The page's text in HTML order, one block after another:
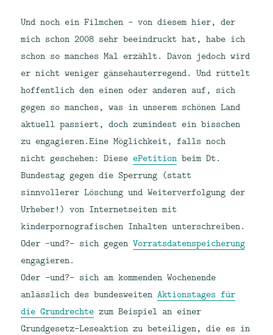
Und noch ein Filmchen – von diesem hier, der
mich schon 2008 sehr beeindruckt hat, habe ich
schon so manches Mal erzählt. Davon jedoch wird
er nicht weniger gänsehauterregend. Und rüttelt
hoffentlich den einen oder anderen auf, sich
gegen so manches, was in unserem schönen Land
aktuell passiert, doch zumindest ein bisschen
zu engagieren.Eine Möglichkeit, falls noch
nicht geschehen: Diese ePetition beim Dt.
Bundestag gegen die Sperrung (statt
sinnvollerer Löschung und Weiterverfolgung der
Urheber!) von Internetseiten mit
kinderpornografischen Inhalten unterschreiben.
Oder -und?- sich gegenVorratsdatenspeicherung
engagieren.
Oder -und?- sich am kommenden Wochenende
anlässlich des bundesweitenAktionstages für
die Grundrechte zum Beispiel an einer
Grundgesetz-Leseaktion zu beteiligen, die es in